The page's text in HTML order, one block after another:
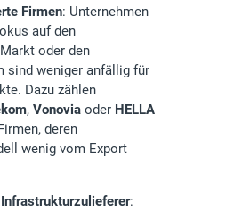
Firmen: Unternehmen
auf den
oder den
sind weniger anfällig für
Dazu zählen
, Vonovia oder HELLA
deren
wenig vom Export
: